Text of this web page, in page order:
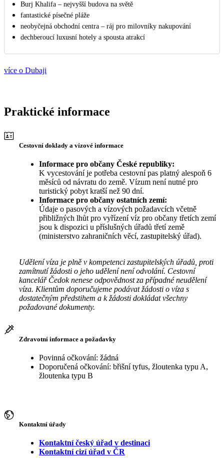
Burj Khalifa – nejvyšší budova na světě
fantastické písečné pláže
neobyčejná obchodní centra – ráj pro milovníky nakupování
dechberoucí luxusní hotely a spousta atrakcí
více o Dubaji
Praktické informace
Cestovní doklady a vízové informace
Informace pro občany České republiky:
K vycestování je potřeba cestovní pas platný alespoň 6
měsíců od návratu do země. Vízum není nutné pro
turistický pobyt kratší než 90 dní.
Informace pro občany ostatních zemí:
Údaje o pasových a vízových požadavcích včetně
přibližných lhůt pro vyřízení víz pro občany třetích zemí
jsou k dispozici u příslušných úřadů třetí země
(ministerstvo zahraničních věcí, zastupitelský úřad).
Udělení víza je plně v kompetenci zastupitelských úřadů, proti
zamítnutí žádosti o jeho udělení není odvolání. Cestovní
kancelář Čedok nenese odpovědnost za případné neudělení
víza. Klientům doporučujeme podávat žádosti o víza s
dostatečným předstihem a k žádosti dokládat všechny
požadované dokumenty.
Zdravotní informace a požadavky
Povinná očkování: žádná
Doporučená očkování: břišní tyfus, žloutenka typu A,
žloutenka typu B
Kontaktní úřady
Kontaktní český úřad v destinaci
Kontaktní cizí úřad v ČR